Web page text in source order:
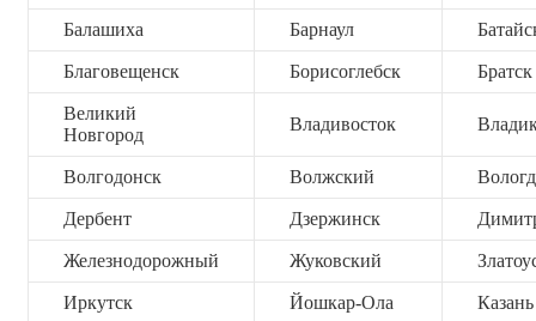
Балашиха Барнаул
Благовещенск Борисоглебск Братск
Великий
Новгород
Владивосток
Волгодонск Волжский
Дербент Дзержинск
Железнодорожный Жуковский
Иркутск Йошкар-Ола Казань